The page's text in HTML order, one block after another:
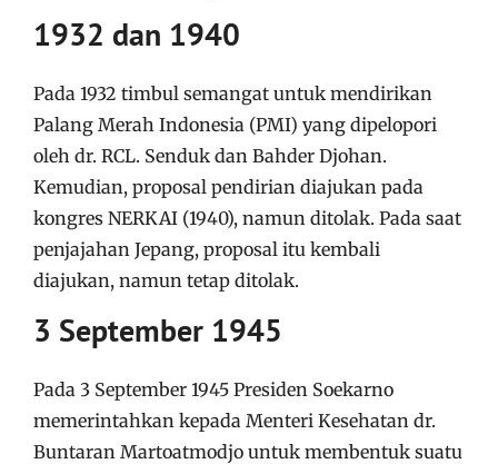
1932 dan 1940
Pada 1932 timbul semangat untuk mendirikan
Palang Merah Indonesia (PMI) yang dipelopori
oleh dr. RCL. Senduk dan Bahder Djohan.
Kemudian, proposal pendirian diajukan pada
kongres NERKAI (1940), namun ditolak. Pada saat
penjajahan Jepang, proposal itu kembali
diajukan, namun tetap ditolak.
3 September 1945
Pada 3 September 1945 Presiden Soekarno
memerintahkan kepada Menteri Kesehatan dr.
Buntaran Martoatmodjo untuk membentuk suatu